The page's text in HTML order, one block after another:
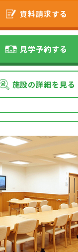
資料請求する
見学予約する
施設の詳細を見る